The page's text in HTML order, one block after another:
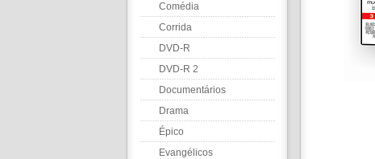
Comédia
Corrida
DVD-R
DVD-R 2
Documentários
Drama
Épico
Evangélicos